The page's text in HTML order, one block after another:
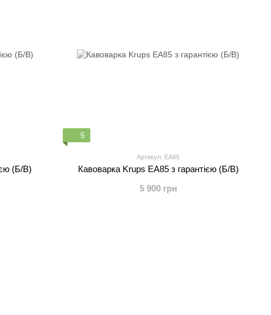
(Б/В)
5
Артикул: ЕА85
Кавоварка Krups ЕА85 з гарантією (Б/В)
5 900 грн